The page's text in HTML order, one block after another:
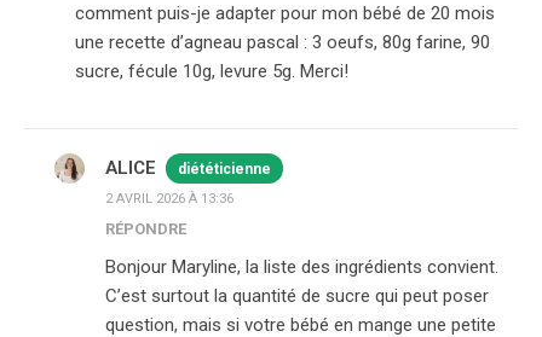
comment puis-je adapter pour mon bébé de 20 mois
une recette d’agneau pascal : 3 oeufs, 80g farine, 90
sucre, fécule 10g, levure 5g. Merci!
ALICE diététicienne
2 AVRIL 2026 À 13:36
RÉPONDRE
Bonjour Maryline, la liste des ingrédients convient.
C’est surtout la quantité de sucre qui peut poser
question, mais si votre bébé en mange une petite